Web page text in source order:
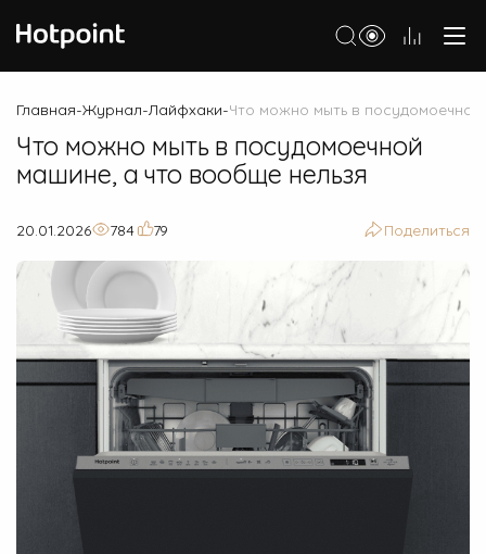
Морозильные камеры
Стиральные и сушильные машины
Посудомоечные машины
Варочные панели
Духовые шкафы
Кухонные плиты
Микроволновые печи
Малая бытовая техника
Главная-Журнал-Лайфхаки-Что можно мыть в
Что можно мыть в посудомоечной
машине, а что вообще нельзя
20.01.2026 784 79 Поделиться